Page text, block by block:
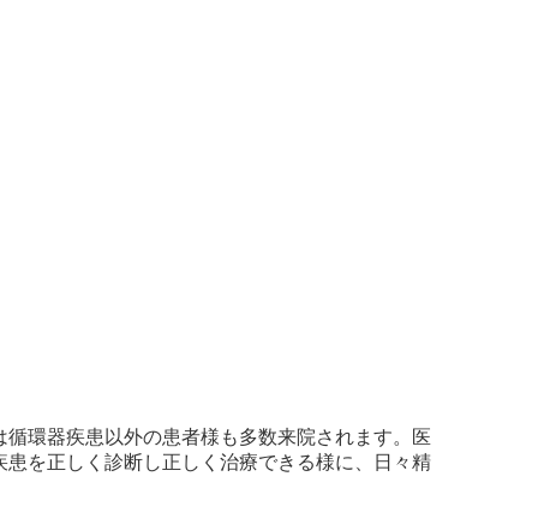
環器疾患以外の患者様も多数来院されます。医
を正しく診断し正しく治療できる様に、日々精